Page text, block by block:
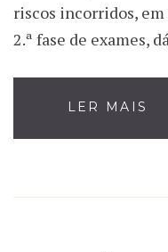
riscos incorridos,
2.ª fase de exames,
LER MAIS